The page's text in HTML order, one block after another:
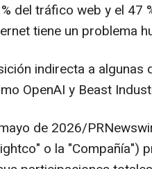
del tráfico web y el 47
tiene un problema
indirecta a algunas
OpenAI y Beast
de 2026/
o la "Compañía")